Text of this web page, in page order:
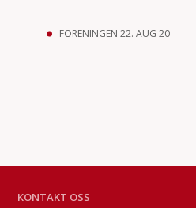
FORENINGEN 22. AUG 20
KONTAKT OSS